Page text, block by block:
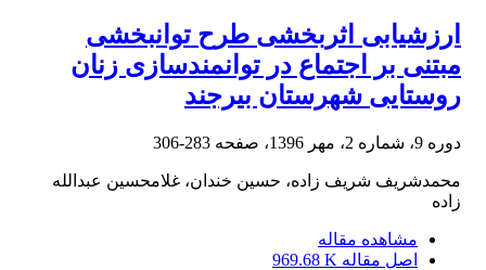
ارزشیابی اثربخشی طرح توانبخشی
مبتنی بر اجتماع در توانمندسازی زنان
روستایی شهرستان بیرجند
دوره 9، شماره 2، مهر 1396، صفحه 283-306
محمدشریف شریف زاده، حسین خندان، غلامحسین عبدالله
زاده
مشاهده مقاله
اصل مقاله 969.68 K